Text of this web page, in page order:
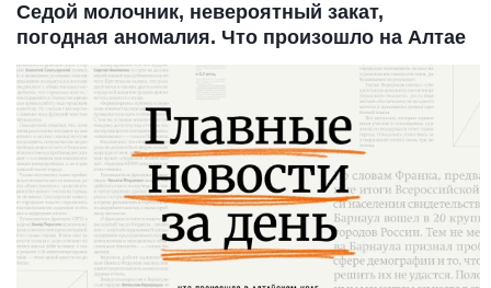
Седой молочник, невероятный закат,
погодная аномалия. Что произошло на Алтае